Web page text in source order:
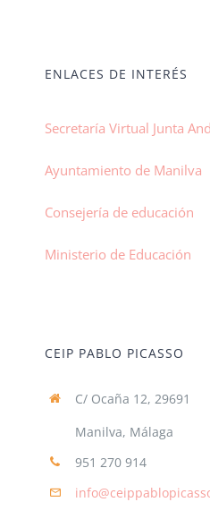
ENLACES DE INTERÉS
Secretaría Virtual Junta
Ayuntamiento de Manilva
Consejería de educación
Ministerio de Educación
CEIP PABLO PICASSO
C/ Ocaña 12, 29691
Manilva, Málaga
951 270 914